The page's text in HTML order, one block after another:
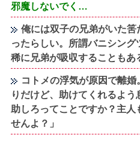
邪魔しないでく…
俺には双子の兄弟がいた
ったらしい。所謂バニシング
稀に兄弟が吸収することも
コトメの浮気が原因で離
りだけど、助けてくれるよ
助しろってことですか？主人
せんよ？」